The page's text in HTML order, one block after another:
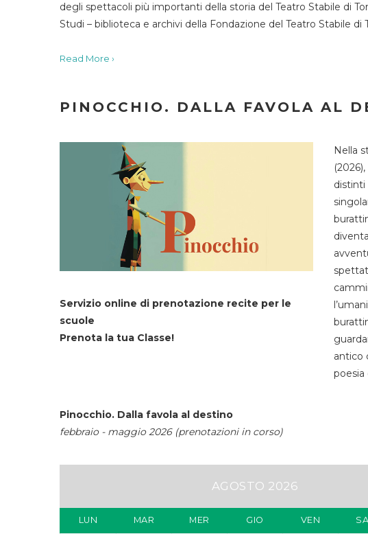
degli spettacoli più importanti della storia del Teatro Stabile di
Studi – biblioteca e archivi della Fondazione del Teatro Stabile
Read More ›
PINOCCHIO. DALLA FAVOLA AL
Servizio online di prenotazione recite per le
scuole
Prenota la tua Classe!
Nella
distinti
antico
poesia
Pinocchio. Dalla favola al destino
febbraio - maggio 2026 (prenotazioni in corso)
AGOSTO 2026
LUN MAR MER GIO VEN